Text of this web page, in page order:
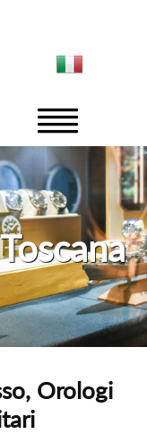
Orologi